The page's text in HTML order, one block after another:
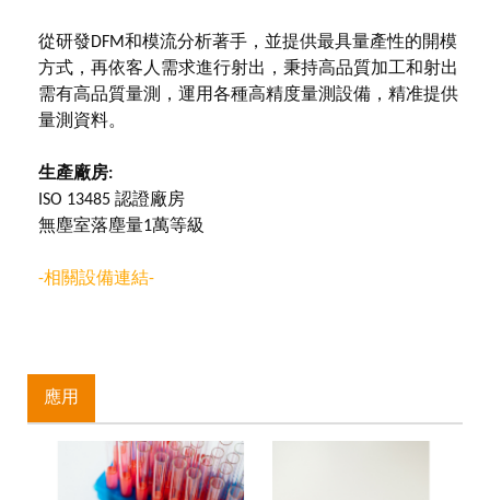
從研發DFM和模流分析著手，並提供最具量產性的開模
方式，再依客人需求進行射出，秉持高品質加工和射出
需有高品質量測，運用各種高精度量測設備，精准提供
量測資料。
生產廠房:
ISO 13485 認證廠房
無塵室落塵量1萬等級
-相關設備連結-
應用